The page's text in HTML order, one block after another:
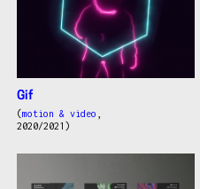
Gif
(motion & video
2020/2021)